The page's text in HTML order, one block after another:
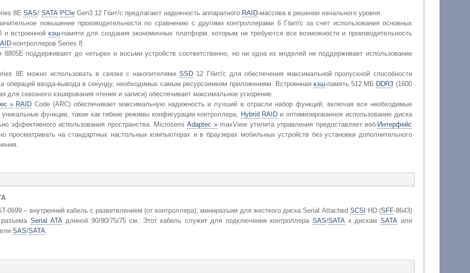
8E SAS/ SATA PCIeGen3 12 Гбит/с предлагают надежность аппаратного RAID-массива в решении начального уровня.
повышение производительности по сравнению с другими контроллерами 6 Гбит/с за счет использования основных
и встроенной кэш-памяти для создания экономичных платформ, которым не требуются все возможности и производительность
-контроллеров Series 8.
8805E поддерживают до четырех и восьми устройств соответственно, но ни одна из моделей не поддерживает использование
8E можно использовать в связке с накопителями SSD12 Гбит/с для обеспечения максимальной пропускной способности
операций ввода-вывода в секунду, необходимых самым ресурсоемким приложениям. Встроенная кэш-память 512 МБ DDR3(1600
для сквозного кэширования чтения и записи) обеспечивает максимальное ускорение.
» RAIDCode (ARC) обеспечивает максимальную надежность и лучший в отрасли набор функций, включая все необходимые
функции, такие как гибкие режимы конфигурации контроллера, Hybrid RAIDи оптимизированное использование диска
эффективного использования пространства. Microsemi Adaptec »maxView утилита управления предоставляет веб-Интерфейс
просматривать на стандартных настольных компьютерах и в браузерах мобильных устройств без установки дополнительного
0699 – внутренний кабель с разветвлением (от контроллера), миниразъем для жесткого диска Serial Attached SCSI HD (SFF-8643)
Serial ATA длиной 90/90/75/75 см. Этот кабель служит для подключения контроллера SAS/SATA к дискам SATA или
SAS/SATA